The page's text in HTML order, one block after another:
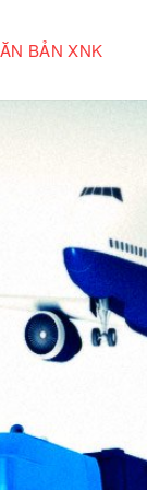
BẢN XNK